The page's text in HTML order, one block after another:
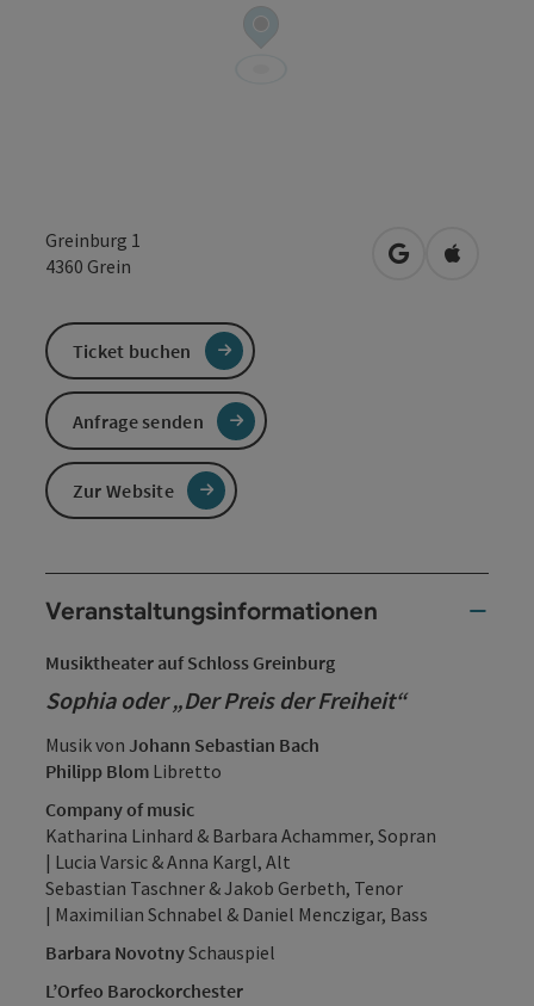
Greinburg 1
4360 Grein in Googlein Apple
Veranstaltungsinformationen
Musiktheater auf Schloss Greinburg
Sophia oder „Der Preis der Freiheit“
Musik von Johann Sebastian Bach
Philipp Blom Libretto
Company of music
Katharina Linhard & Barbara Achammer, Sopran
| Lucia Varsic & Anna Kargl, Alt
Sebastian Taschner & Jakob Gerbeth, Tenor
| Maximilian Schnabel & Daniel Menczigar, Bass
Barbara NovotnySchauspiel
L’Orfeo Barockorchester
Ticket buchen
Anfrage senden
Zur Website